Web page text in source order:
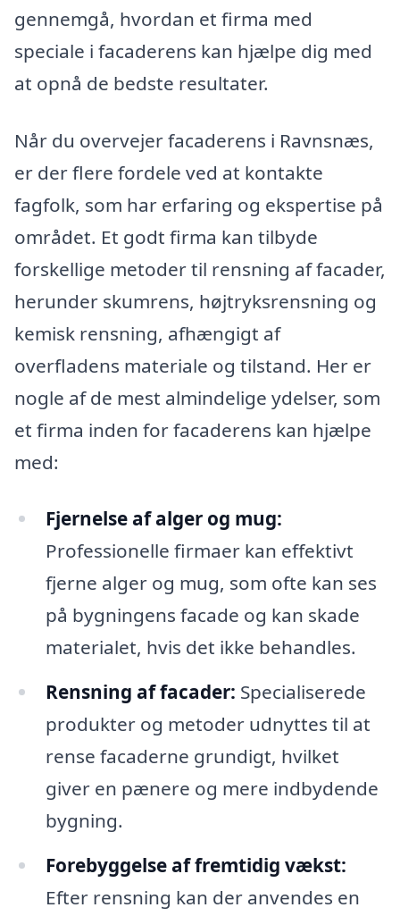
gennemgå, hvordan et firma med
speciale i facaderens kan hjælpe dig med
at opnå de bedste resultater.
Når du overvejer facaderens i Ravnsnæs,
er der flere fordele ved at kontakte
fagfolk, som har erfaring og ekspertise på
området. Et godt firma kan tilbyde
forskellige metoder til rensning af facader,
herunder skumrens, højtryksrensning og
kemisk rensning, afhængigt af
overfladens materiale og tilstand. Her er
nogle af de mest almindelige ydelser, som
et firma inden for facaderens kan hjælpe
med:
Fjernelse af alger og mug:
Professionelle firmaer kan effektivt
fjerne alger og mug, som ofte kan ses
på bygningens facade og kan skade
materialet, hvis det ikke behandles.
Rensning af facader: Specialiserede
produkter og metoder udnyttes til at
rense facaderne grundigt, hvilket
giver en pænere og mere indbydende
bygning.
Forebyggelse af fremtidig vækst:
Efter rensning kan der anvendes en